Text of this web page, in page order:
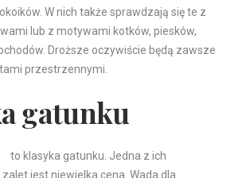
W nich także sprawdzają się te z
lub z motywami kotków, piesków,
Droższe oczywiście będą zawsze
przestrzennymi.
gatunku
to klasyka gatunku. Jedna z ich
jest niewielka cena. Wada dla